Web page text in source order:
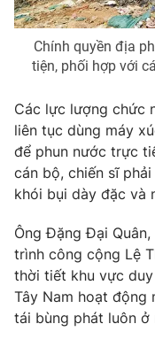
Chính quyền địa
tiện, phối hợp với
Các lực lượng chức
liên tục dùng máy
để phun nước trực
cán bộ, chiến sĩ
khói bụi dày đặc và
Ông Đặng Đại
trình công cộng Lệ
thời tiết khu vực
Tây Nam hoạt động
tái bùng phát luôn ở